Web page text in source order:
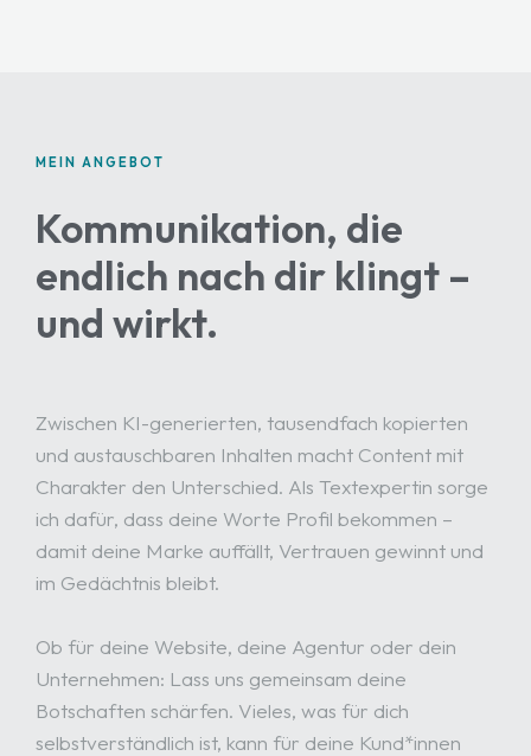
MEIN ANGEBOT
Kommunikation, die
endlich nach dir klingt –
und wirkt.
Zwischen KI-generierten, tausendfach kopierten
und austauschbaren Inhalten macht Content mit
Charakter den Unterschied. Als Textexpertin sorge
ich dafür, dass deine Worte Profil bekommen –
damit deine Marke auffällt, Vertrauen gewinnt und
im Gedächtnis bleibt.
Ob für deine Website, deine Agentur oder dein
Unternehmen: Lass uns gemeinsam deine
Botschaften schärfen. Vieles, was für dich
selbstverständlich ist, kann für deine Kund*innen